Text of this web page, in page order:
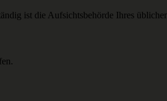
ist die Aufsichtsbehörde Ihres